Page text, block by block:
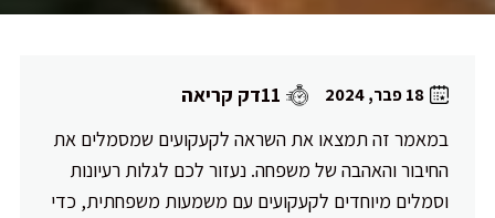
18 פבר, 2024
11דק קריאה
במאמר זה תמצאו את השראה לקעקועים שמסמלים את
החיבור והאהבה של משפחה. נעזור לכם לגלות רעיונות
וסמלים מיוחדים לקעקועים עם משמעות משפחתית, כדי